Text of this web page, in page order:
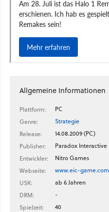
Allgemeine Informationen
Plattform:
PC
Genre:
Strategie
Release:
14.08.2009 (PC)
Publisher:
Paradox Interactive
Entwickler:
Nitro Games
Webseite:
www.eic-game.com
USK:
ab 6 Jahren
DRM:
-
Spielzeit:
40